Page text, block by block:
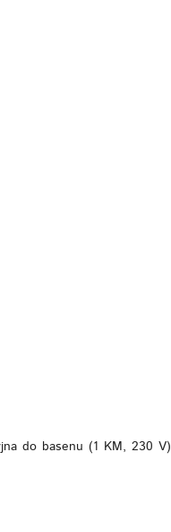
do basenu (1 KM, 230 V)